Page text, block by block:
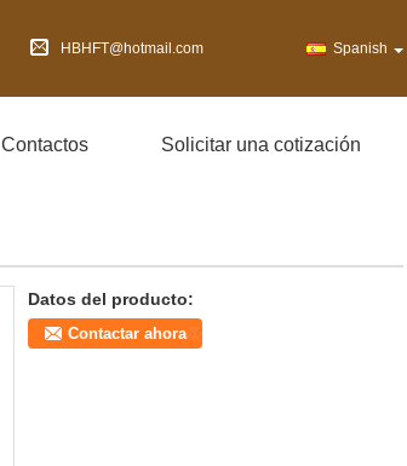
HBHFT@hotmail.com Spanish
Contactos Solicitar una cotización
Datos del producto:
Contactar ahora